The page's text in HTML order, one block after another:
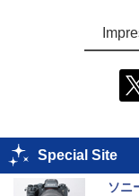
Special Site
ソニ